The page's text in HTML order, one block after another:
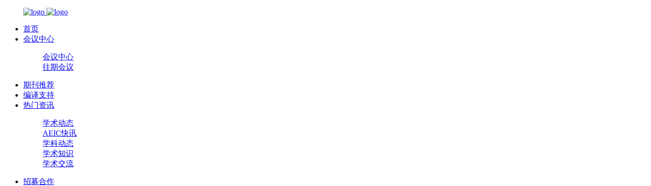
首页
会议中心
会议中心
往期会议
期刊推荐
编译支持
热门资讯
学术动态
AEIC快讯
学科动态
学术知识
学术交流
招募合作